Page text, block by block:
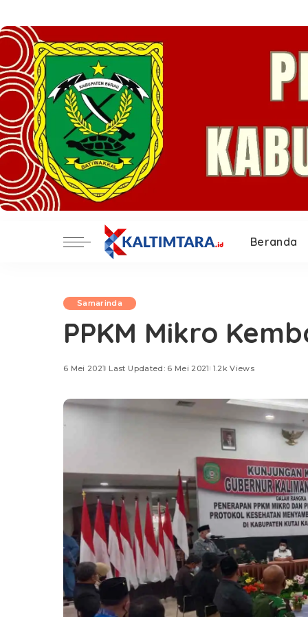
Beranda
Samarinda
PPKM Mikro
6 Mei 2021 Last Updated: 6 Mei 2021 1.2k Views